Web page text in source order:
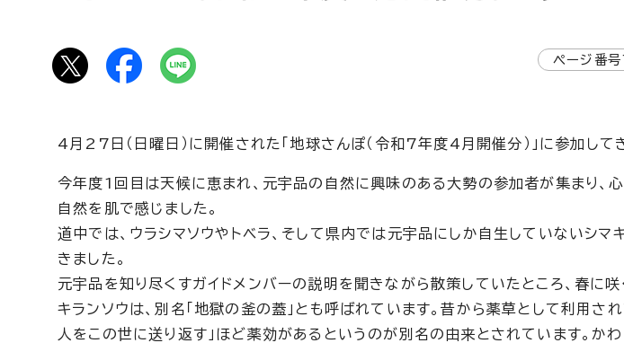
ページ番号
4月27日（日曜日）に開催された「地球さんぽ（令和7年度4月開催分）」に参加して
今年度1回目は天候に恵まれ、元宇品の自然に興味のある大勢の参加者が集まり、
自然を肌で感じました。
道中では、ウラシマソウやトベラ、そして県内では元宇品にしか自生していないシ
きました。
元宇品を知り尽くすガイドメンバーの説明を聞きながら散策していたところ、春に咲
キランソウは、別名「地獄の釜の蓋」とも呼ばれています。昔から薬草として利用さ
人をこの世に送り返す」ほど薬効があるというのが別名の由来とされています。か